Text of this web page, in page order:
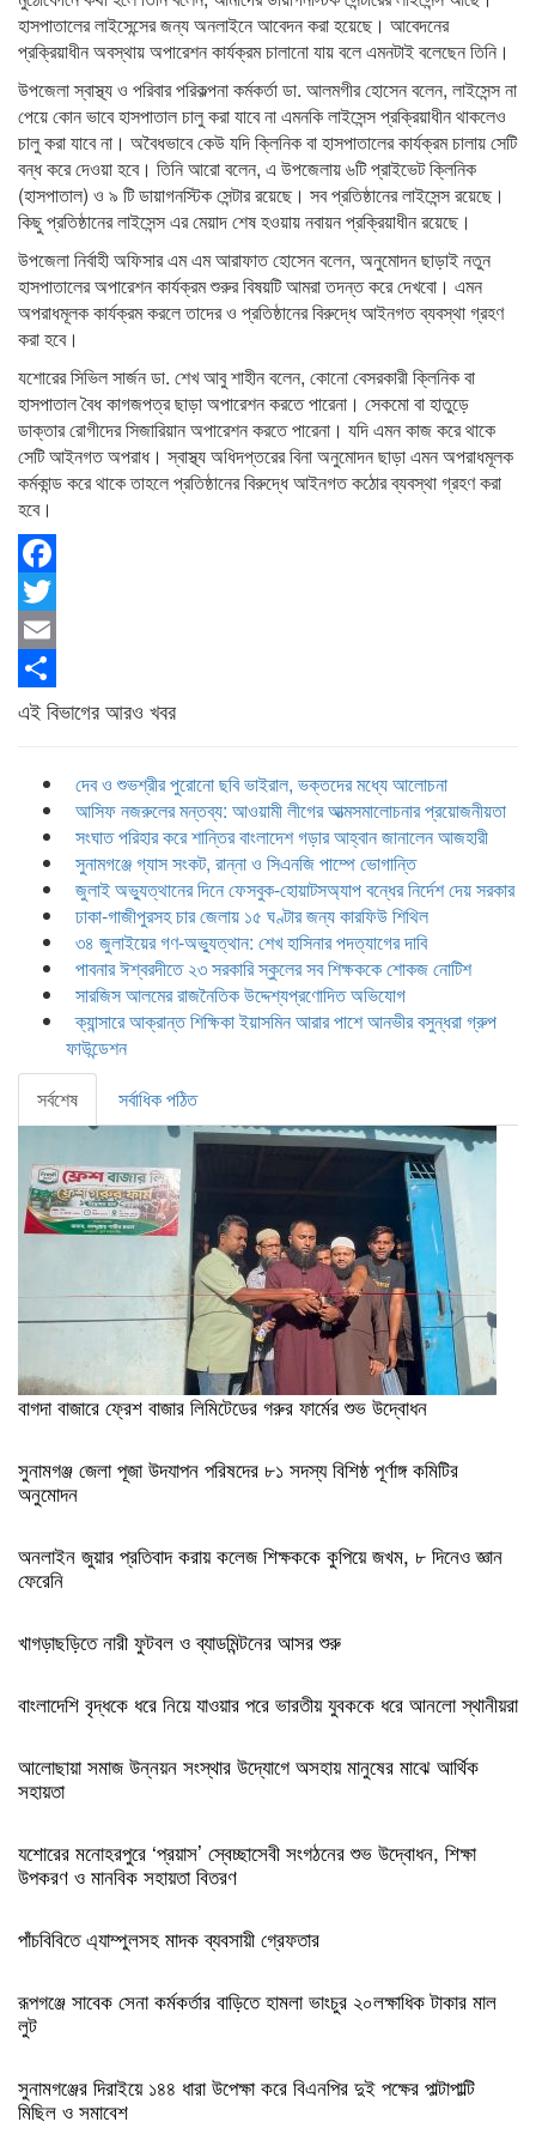
হাসপাতালের লাইসেন্সের জন্য অনলাইনে আবেদন করা হয়েছে। আবেদনের
প্রক্রিয়াধীন অবস্থায় অপারেশন কার্যক্রম চালানো যায় বলে এমনটাই বলেছেন তিনি।
উপজেলা স্বাস্থ্য ও পরিবার পরিকল্পনা কর্মকর্তা ডা. আলমগীর হোসেন বলেন, লাইসেন্স না
পেয়ে কোন ভাবে হাসপাতাল চালু করা যাবে না এমনকি লাইসেন্স প্রক্রিয়াধীন থাকলেও
চালু করা যাবে না। অবৈধভাবে কেউ যদি ক্লিনিক বা হাসপাতালের কার্যক্রম চালায় সেটি
বন্ধ করে দেওয়া হবে। তিনি আরো বলেন, এ উপজেলায় ৬টি প্রাইভেট ক্লিনিক
(হাসপাতাল) ও ৯ টি ডায়াগনস্টিক সেন্টার রয়েছে। সব প্রতিষ্ঠানের লাইসেন্স রয়েছে।
কিছু প্রতিষ্ঠানের লাইসেন্স এর মেয়াদ শেষ হওয়ায় নবায়ন প্রক্রিয়াধীন রয়েছে।
উপজেলা নির্বাহী অফিসার এম এম আরাফাত হোসেন বলেন, অনুমোদন ছাড়াই নতুন
হাসপাতালের অপারেশন কার্যক্রম শুরুর বিষয়টি আমরা তদন্ত করে দেখবো। এমন
অপরাধমূলক কার্যক্রম করলে তাদের ও প্রতিষ্ঠানের বিরুদ্ধে আইনগত ব্যবস্থা গ্রহণ
করা হবে।
যশোরের সিভিল সার্জন ডা. শেখ আবু শাহীন বলেন, কোনো বেসরকারী ক্লিনিক বা
হাসপাতাল বৈধ কাগজপত্র ছাড়া অপারেশন করতে পারেনা। সেকমো বা হাতুড়ে
ডাক্তার রোগীদের সিজারিয়ান অপারেশন করতে পারেনা। যদি এমন কাজ করে থাকে
সেটি আইনগত অপরাধ। স্বাস্থ্য অধিদপ্তরের বিনা অনুমোদন ছাড়া এমন অপরাধমূলক
কর্মকান্ড করে থাকে তাহলে প্রতিষ্ঠানের বিরুদ্ধে আইনগত কঠোর ব্যবস্থা গ্রহণ করা
হবে।
Facebook
Twitter
Email
Share
এই বিভাগের আরও খবর
দেব ও শুভশ্রীর পুরোনো ছবি ভাইরাল, ভক্তদের মধ্যে আলোচনা
আসিফ নজরুলের মন্তব্য: আওয়ামী লীগের আত্মসমালোচনার প্রয়োজনীয়তা
সংঘাত পরিহার করে শান্তির বাংলাদেশ গড়ার আহ্বান জানালেন আজহারী
সুনামগঞ্জে গ্যাস সংকট, রান্না ও সিএনজি পাম্পে ভোগান্তি
জুলাই অভ্যুত্থানের দিনে ফেসবুক-হোয়াটসঅ্যাপ বন্ধের নির্দেশ দেয় সরকার
ঢাকা-গাজীপুরসহ চার জেলায় ১৫ ঘণ্টার জন্য কারফিউ শিথিল
৩৪ জুলাইয়ের গণ-অভ্যুত্থান: শেখ হাসিনার পদত্যাগের দাবি
পাবনার ঈশ্বরদীতে ২৩ সরকারি স্কুলের সব শিক্ষককে শোকজ নোটিশ
সারজিস আলমের রাজনৈতিক উদ্দেশ্যপ্রণোদিত অভিযোগ
ক্যান্সারে আক্রান্ত শিক্ষিকা ইয়াসমিন আরার পাশে আনভীর বসুন্ধরা গ্রুপ
ফাউন্ডেশন
সর্বশেষ
সর্বাধিক পঠিত
বাগদা বাজারে ফ্রেশ বাজার লিমিটেডের গরুর ফার্মের শুভ উদ্বোধন
সুনামগঞ্জ জেলা পূজা উদযাপন পরিষদের ৮১ সদস্য বিশিষ্ঠ পূর্ণাঙ্গ কমিটির
অনুমোদন
অনলাইন জুয়ার প্রতিবাদ করায় কলেজ শিক্ষককে কুপিয়ে জখম, ৮ দিনেও জ্ঞান
ফেরেনি
খাগড়াছড়িতে নারী ফুটবল ও ব্যাডমিন্টনের আসর শুরু
বাংলাদেশি বৃদ্ধকে ধরে নিয়ে যাওয়ার পরে ভারতীয় যুবককে ধরে আনলো স্থানীয়রা
আলোছায়া সমাজ উন্নয়ন সংস্থার উদ্যোগে অসহায় মানুষের মাঝে আর্থিক
সহায়তা
যশোরের মনোহরপুরে ‘প্রয়াস’ স্বেচ্ছাসেবী সংগঠনের শুভ উদ্বোধন, শিক্ষা
উপকরণ ও মানবিক সহায়তা বিতরণ
পাঁচবিবিতে এ্যাম্পুলসহ মাদক ব্যবসায়ী গ্রেফতার
রূপগঞ্জে সাবেক সেনা কর্মকর্তার বাড়িতে হামলা ভাংচুর ২০লক্ষাধিক টাকার মাল
লুট
সুনামগঞ্জের দিরাইয়ে ১৪৪ ধারা উপেক্ষা করে বিএনপির দুই পক্ষের পাল্টাপাল্টি
মিছিল ও সমাবেশ